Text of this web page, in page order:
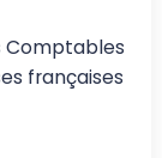
Comptables
françaises